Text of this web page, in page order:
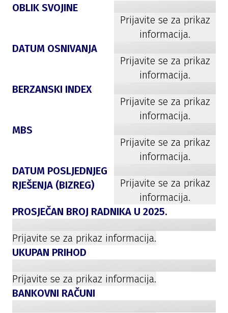
OBLIK SVOJINE
Prijavite se za prikaz
informacija.
DATUM OSNIVANJA
Prijavite se za prikaz
informacija.
BERZANSKI INDEX
Prijavite se za prikaz
informacija.
MBS
Prijavite se za prikaz
informacija.
DATUM POSLJEDNJEG
RJEŠENJA (BIZREG)
Prijavite se za prikaz
informacija.
PROSJEČAN BROJ RADNIKA U 2025.
Prijavite se za prikaz informacija.
UKUPAN PRIHOD
Prijavite se za prikaz informacija.
BANKOVNI RAČUNI